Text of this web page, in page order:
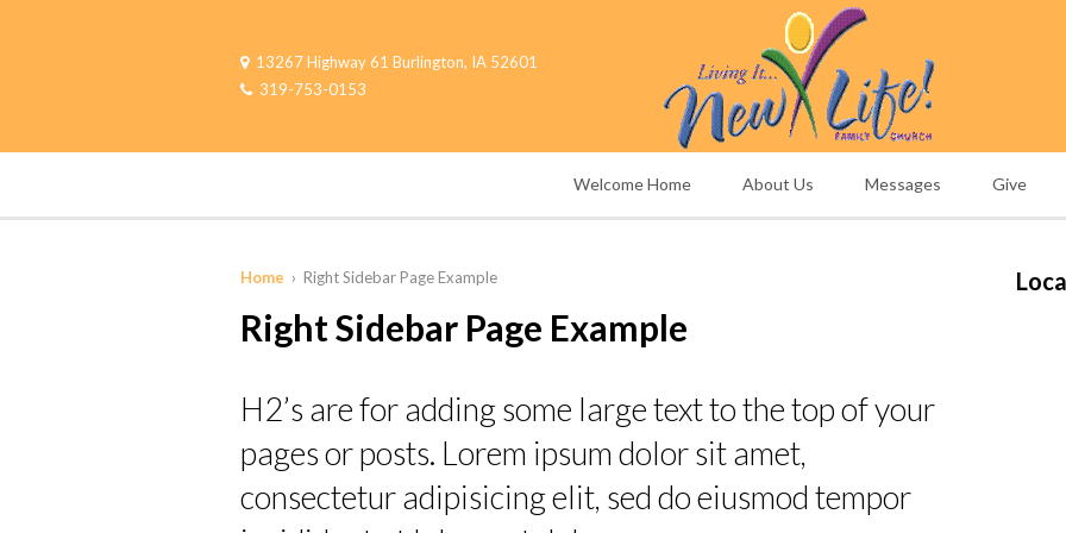
13267 Highway 61 Burlington, IA 52601
319-753-0153
Welcome Home About Us Messages Give
Home › Right Sidebar Page Example
Right Sidebar Page Example
H2’s are for adding some large text to the top of your
pages or posts. Lorem ipsum dolor sit amet,
consectetur adipisicing elit, sed do eiusmod tempor